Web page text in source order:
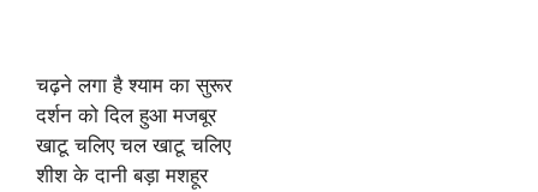
चढ़ने लगा है श्याम का सुरूर
दर्शन को दिल हुआ मजबूर
खाटू चलिए चल खाटू चलिए
शीश के दानी बड़ा मशहूर